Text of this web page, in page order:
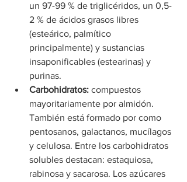
un 97-99 % de triglicéridos, un 0,5-
2 % de ácidos grasos libres
(esteárico, palmítico
principalmente) y sustancias
insaponificables (estearinas) y
purinas.
Carbohidratos: compuestos
mayoritariamente por almidón.
También está formado por como
pentosanos, galactanos, mucílagos
y celulosa. Entre los carbohidratos
solubles destacan: estaquiosa,
rabinosa y sacarosa. Los azúcares